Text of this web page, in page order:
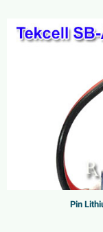
Pin